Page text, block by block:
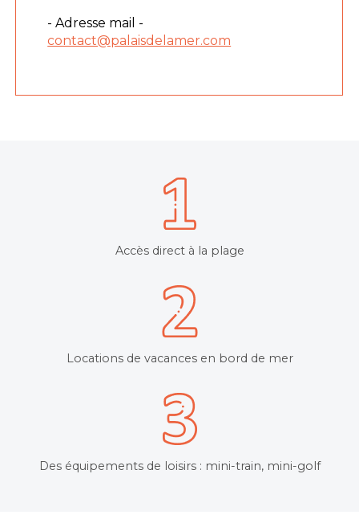
Accès direct à la plage
Locations de vacances en bord de mer
Des équipements de loisirs : mini-train, mini-golf
- Adresse mail -
contact@palaisdelamer.com